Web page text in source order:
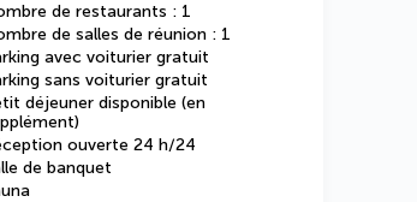
de restaurants : 1
de salles de réunion : 1
avec voiturier gratuit
sans voiturier gratuit
déjeuner disponible (en
ouverte 24 h/24
de banquet